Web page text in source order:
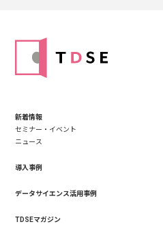
新着情報
セミナー・イベント
ニュース
導入事例
データサイエンス活用事例
TDSEマガジン